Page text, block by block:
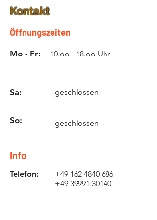
Kontakt
Öffnungszeiten
Mo - Fr: 10.oo - 18.oo Uhr
Sa: geschlossen
So: geschlossen
Info
Telefon: +49 162 4840 686
+49 39991 30140